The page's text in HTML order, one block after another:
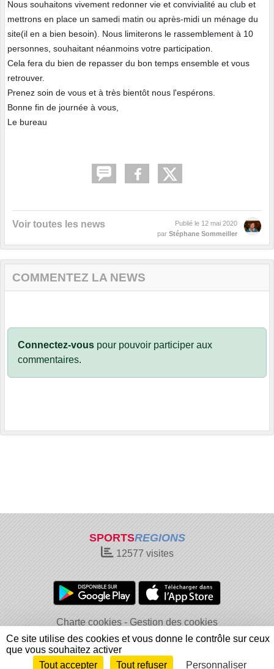
Nous souhaitons vivement redonner vie et convivialité au club et
mettrons en place un samedi matin ou après-midi un ménage du
site(il en a bien besoin). Nous limiterons le rassemblement à 10
personnes, souhaitant néanmoins votre participation.
Cela fera du bien de repasser du bon temps ensemble et vous
retrouver.
Prenez soin de vous et à très bientôt nous l'espérons.
Bonne fin de journée à vous,
Le bureau
Voir toutes les news Publié le 12 mai 2020
par Stéphane Sommeiller
COMMENTEZ LA NEWS
Connectez-vous pour pouvoir participer aux
commentaires.
SPORTSREGIONS
12577 visites
Charte cookies
Gestion des cookies
Informations légales
Signaler un contenu inapproprié
Envie de participer ? Connexion
Ce site utilise des cookies et vous donne le contrôle sur ceux
que vous souhaitez activer
Tout accepter
Tout refuser Personnaliser